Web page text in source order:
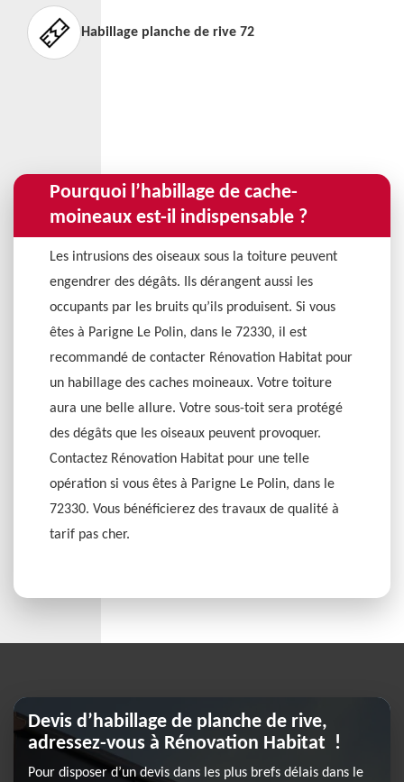
Habillage planche de rive 72
Pourquoi l’habillage de cache-
moineaux est-il indispensable ?
Les intrusions des oiseaux sous la toiture peuvent
engendrer des dégâts. Ils dérangent aussi les
occupants par les bruits qu’ils produisent. Si vous
êtes à Parigne Le Polin, dans le 72330, il est
recommandé de contacter Rénovation Habitat pour
un habillage des caches moineaux. Votre toiture
aura une belle allure. Votre sous-toit sera protégé
des dégâts que les oiseaux peuvent provoquer.
Contactez Rénovation Habitat pour une telle
opération si vous êtes à Parigne Le Polin, dans le
72330. Vous bénéficierez des travaux de qualité à
tarif pas cher.
Devis d’habillage de planche de rive,
adressez-vous à Rénovation Habitat !
Pour disposer d’un devis dans les plus brefs délais dans le